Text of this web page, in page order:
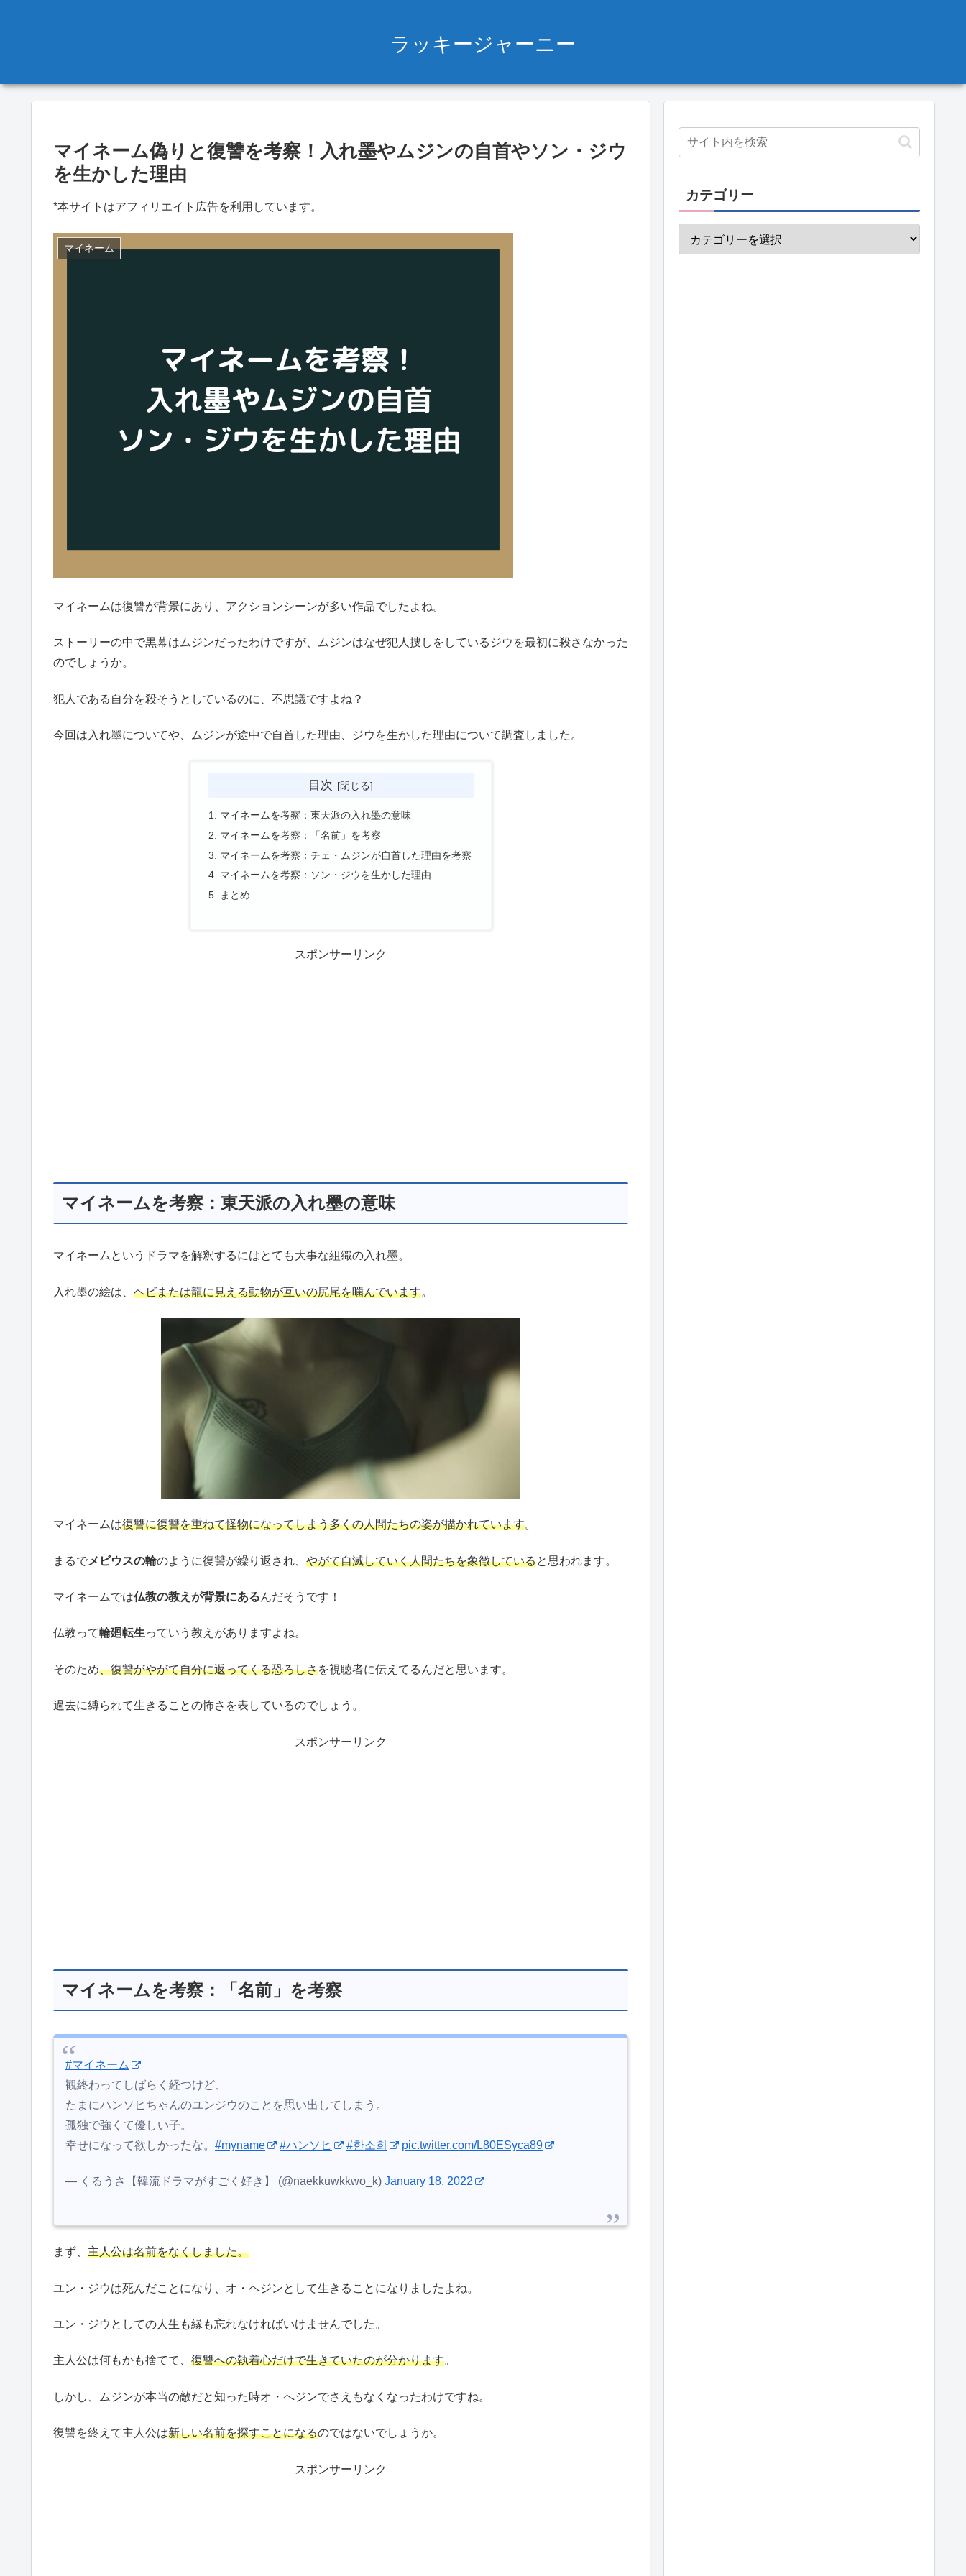
ラッキージャーニー
マイネーム偽りと復讐を考察！入れ墨やムジンの自首やソン・ジウ
を生かした理由
*本サイトはアフィリエイト広告を利用しています。
マイネーム
マイネームは復讐が背景にあり、アクションシーンが多い作品でしたよね。
ストーリーの中で黒幕はムジンだったわけですが、ムジンはなぜ犯人捜しをしているジウを最初に殺さなかった
のでしょうか。
犯人である自分を殺そうとしているのに、不思議ですよね？
今回は入れ墨についてや、ムジンが途中で自首した理由、ジウを生かした理由について調査しました。
目次
マイネームを考察：東天派の入れ墨の意味
マイネームを考察：「名前」を考察
マイネームを考察：チェ・ムジンが自首した理由を考察
マイネームを考察：ソン・ジウを生かした理由
まとめ
スポンサーリンク
マイネームを考察：東天派の入れ墨の意味
マイネームというドラマを解釈するにはとても大事な組織の入れ墨。
入れ墨の絵は、 ヘビまたは龍に見える動物が互いの尻尾を噛んでいます。
マイネームは復讐に復讐を重ねて怪物になってしまう多くの人間たちの姿が描かれています。
まるでメビウスの輪のように復讐が繰り返され、 やがて自滅していく人間たちを象徴していると思われます。
マイネームでは仏教の教えが背景にあるんだそうです！
仏教って輪廻転生っていう教えがありますよね。
そのため、復讐がやがて自分に返ってくる恐ろしさを視聴者に伝えてるんだと思います。
過去に縛られて生きることの怖さを表しているのでしょう。
スポンサーリンク
マイネームを考察：「名前」を考察
#マイネーム
観終わってしばらく経つけど、
たまにハンソヒちゃんのユンジウのことを思い出してしまう。
孤独で強くて優しい子。
幸せになって欲しかったな。 #myname #ハンソヒ #한소희 pic.twitter.com/L80ESyca89
— くるうさ【韓流ドラマがすごく好き】 (@naekkuwkkwo_k) January 18, 2022
まず、 主人公は名前をなくしました。
ユン・ジウは死んだことになり、オ・ヘジンとして生きることになりましたよね。
ユン・ジウとしての人生も縁も忘れなければいけませんでした。
主人公は何もかも捨てて、 復讐への執着心だけで生きていたのが分かります。
しかし、ムジンが本当の敵だと知った時オ・へジンでさえもなくなったわけですね。
復讐を終えて主人公は新しい名前を探すことになるのではないでしょうか。
スポンサーリンク
カテゴリー